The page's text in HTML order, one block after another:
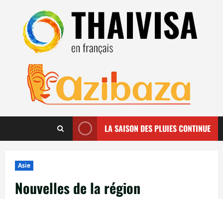
contenu
LA SAISON DES PLUIES CONTINUE
Asie
Nouvelles de la région